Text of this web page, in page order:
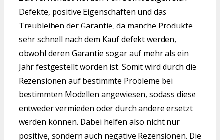
Defekte, positive Eigenschaften und das
Treubleiben der Garantie, da manche Produkte
sehr schnell nach dem Kauf defekt werden,
obwohl deren Garantie sogar auf mehr als ein
Jahr festgestellt worden ist. Somit wird durch die
Rezensionen auf bestimmte Probleme bei
bestimmten Modellen angewiesen, sodass diese
entweder vermieden oder durch andere ersetzt
werden können. Dabei helfen also nicht nur
positive, sondern auch negative Rezensionen. Die